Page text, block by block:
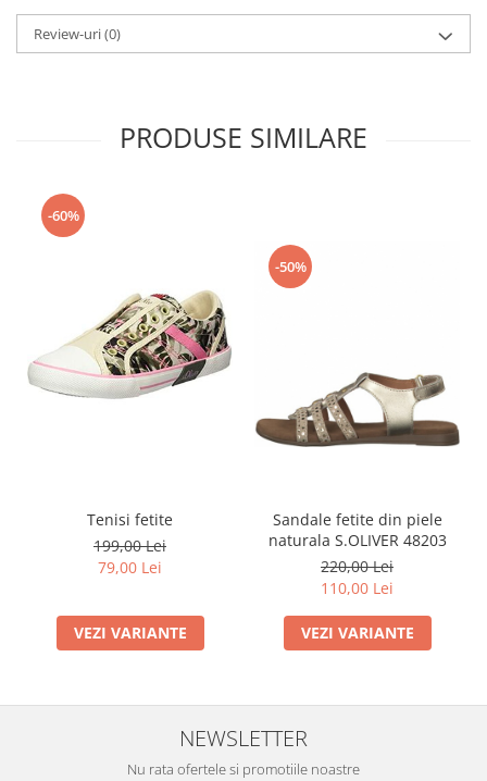
Review-uri(0)
PRODUSE SIMILARE
-60%
Tenisi fetite
199,00 Lei
79,00 Lei
VEZI VARIANTE
-50%
Sandale fetite din piele
naturala S.OLIVER 48203
220,00 Lei
110,00 Lei
VEZI VARIANTE
NEWSLETTER
Nu rata ofertele si promotiile noastre